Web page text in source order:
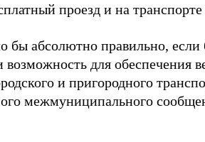
проезд и на
бы абсолютно правильно, если
для обеспечения
и пригородного
межмуниципального